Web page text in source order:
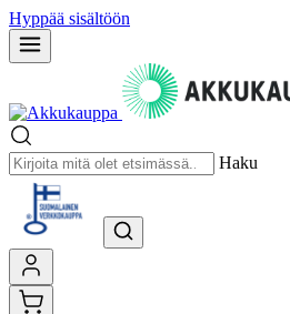
Hyppää sisältöön
Haku